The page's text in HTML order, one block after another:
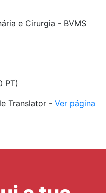
e Cirurgia - BVMS
PT)
Translator - Ver página